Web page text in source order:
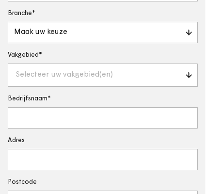
Branche
Maak uw keuze
Vakgebied
Selecteer uw vakgebied(en)
Bedrijfsnaam
Adres
Postcode